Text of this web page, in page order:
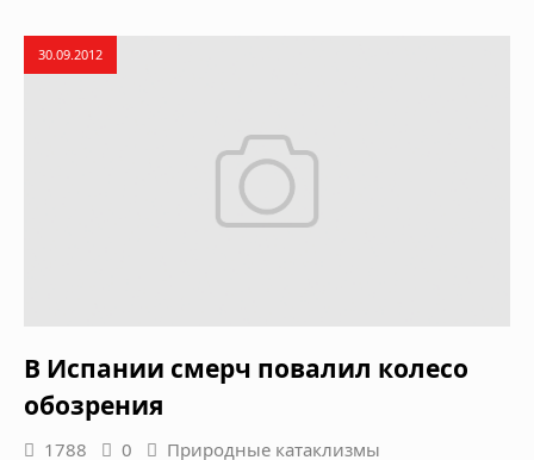
30.09.2012
В Испании смерч повалил колесо
обозрения
1788 0 Природные катаклизмы